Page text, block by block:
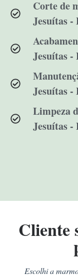
Corte de
Jesuítas -
Jesuítas -
Jesuítas -
Limpeza
Jesuítas -
Cliente
Escolhi a